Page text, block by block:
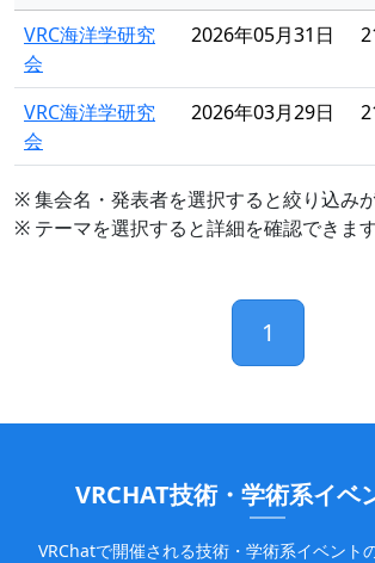
VRC海洋学研究
会
2026年05月31日
VRC海洋学研究
会
2026年03月29日
※ 集会名・発表者を選択すると絞り込み
※ テーマを選択すると詳細を確認できま
1
VRCHAT技術・学術系イベ
VRChatで開催される技術・学術系イベント